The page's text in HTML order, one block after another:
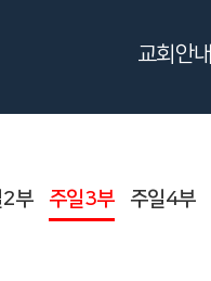
2부 주일3부 주일4부
교회안내